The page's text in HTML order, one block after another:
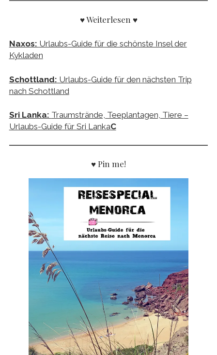
♥ Weiterlesen ♥
Naxos: Urlaubs-Guide für die schönste Insel der
Kykladen
Schottland: Urlaubs-Guide für den nächsten Trip
nach Schottland
Sri Lanka: Traumstrände, Teeplantagen, Tiere –
Urlaubs-Guide für Sri LankaC
♥ Pin me!